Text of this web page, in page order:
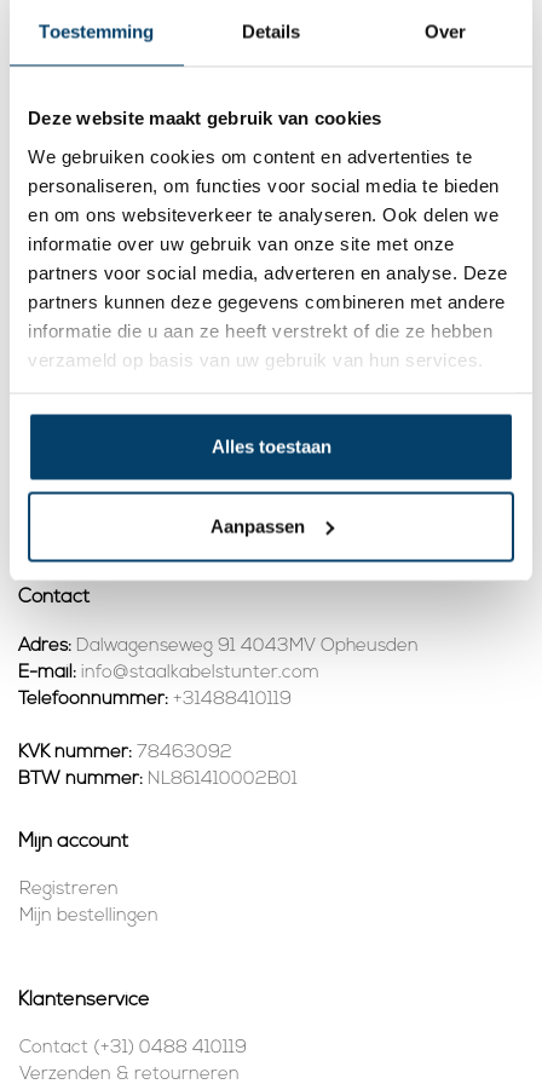
Toestemming Details Over
Deze website maakt gebruik van cookies
We gebruiken cookies om content en advertenties te
personaliseren, om functies voor social media te bieden
en om ons websiteverkeer te analyseren. Ook delen we
informatie over uw gebruik van onze site met onze
partners voor social media, adverteren en analyse. Deze
partners kunnen deze gegevens combineren met andere
informatie die u aan ze heeft verstrekt of die ze hebben
verzameld op basis van uw gebruik van hun services.
Alles toestaan
Aanpassen
zo snel mogelijk in huis om aan bepaalde werkzaamheden te
meer informatie over lieren, neem dan gerust contact op met
onze klantenservice. We staan je graag te woord.
Op voorraad Op voorraad
meter Staalkabel en
Contact
Adres: Dalwagenseweg 91 4043MV Opheusden
E-mail: info@staalkabelstunter.com
Telefoonnummer: +31488410119
KVK nummer: 78463092
BTW nummer: NL861410002B01
Mijn account
Registreren
Mijn bestellingen
Klantenservice
Contact (+31) 0488 410119
Verzenden & retourneren